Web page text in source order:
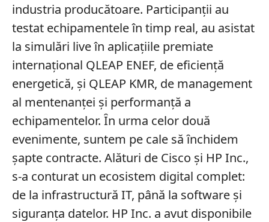
industria producătoare. Participanții au
testat echipamentele în timp real, au asistat
la simulări live în aplicațiile premiate
internațional QLEAP ENEF, de eficiență
energetică, și QLEAP KMR, de management
al mentenanței și performanță a
echipamentelor. Ȋn urma celor două
evenimente, suntem pe cale să ȋnchidem
șapte contracte. Alături de Cisco și HP Inc.,
s-a conturat un ecosistem digital complet:
de la infrastructură IT, până la software și
siguranța datelor. HP Inc. a avut disponibile